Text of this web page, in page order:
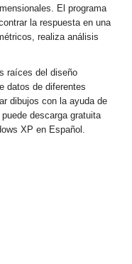
El programa
la respuesta en una
realiza análisis
raíces del diseño
datos de diferentes
dibujos con la ayuda de
descarga gratuita
XP en Español.